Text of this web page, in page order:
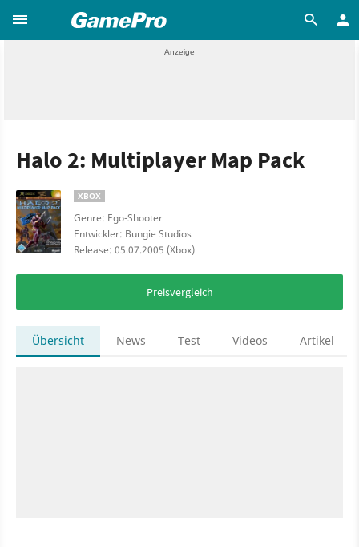
Halo 2: Multiplayer Map Pack
XBOX
Genre: Ego-Shooter
Entwickler: Bungie Studios
Release: 05.07.2005 (Xbox)
Preisvergleich
Übersicht News Test Videos Artikel